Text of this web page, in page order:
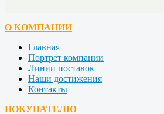
О КОМПАНИИ
Главная
Портрет компании
Линии поставок
Наши достижения
Контакты
ПОКУПАТЕЛЮ